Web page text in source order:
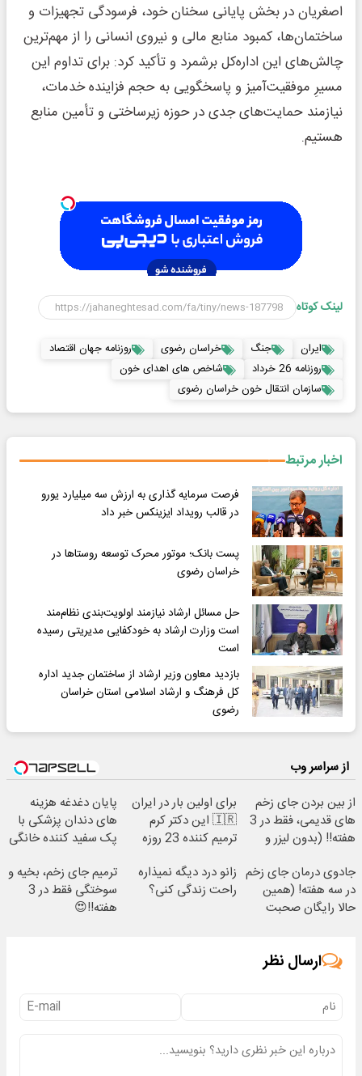
اصغریان در بخش پایانی سخنان خود، فرسودگی تجهیزات و
ساختمان‌ها، کمبود منابع مالی و نیروی انسانی را از مهم‌ترین
چالش‌های این اداره‌کل برشمرد و تأکید کرد: برای تداوم این
مسیرِ موفقیت‌آمیز و پاسخگویی به حجم فزاینده خدمات،
نیازمند حمایت‌های جدی در حوزه زیرساختی و تأمین منابع
هستیم.
لینک کوتاه
ایران جنگ خراسان رضوی
روزنامه جهان اقتصاد
روزنامه 26 خرداد
شاخص های اهدای خون
سازمان انتقال خون خراسان رضوی
اخبار مرتبط
فرصت سرمایه گذاری به ارزش سه میلیارد یورو
در قالب رویداد ایزینکس خبر داد
پست بانک؛ موتور محرک توسعه روستاها در
خراسان رضوی
حل مسائل ارشاد نیازمند اولویت‌بندی نظام‌مند
است وزارت ارشاد به خودکفایی مدیریتی رسیده
است
بازدید معاون وزیر ارشاد از ساختمان جدید اداره
کل فرهنگ و ارشاد اسلامی استان خراسان
رضوی
از سراسر وب
از بین بردن جای زخم
های قدیمی، فقط در 3
هفته!! (بدون لیزر و
برای اولین بار در ایران
🇮🇷 این دکتر کرم
ترمیم کننده 23 روزه
پایان دغدغه هزینه
های دندان پزشکی با
پک سفید کننده خانگی
جادوی درمان جای زخم
در سه هفته! (همین
حالا رایگان صحبت
زانو درد دیگه نمیذاره
راحت زندگی کنی؟
ترمیم جای زخم، بخیه و
سوختگی فقط در 3
هفته!!😍
ارسال نظر